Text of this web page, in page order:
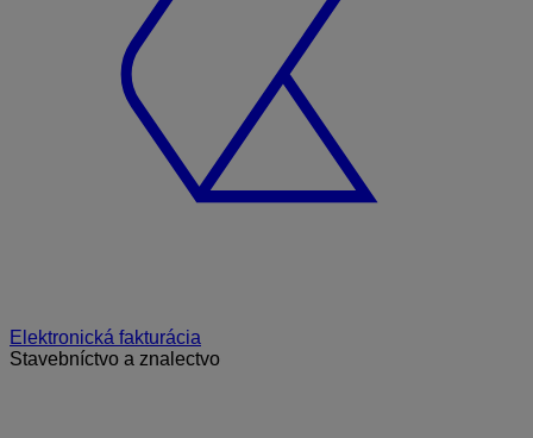
Elektronická fakturácia
Stavebníctvo a znalectvo